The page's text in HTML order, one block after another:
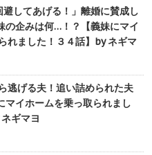
避してあげる！」離婚に賛成し
の企みは何…！？【義妹にマイ
れました！３４話】by ネギマ
逃げる夫！追い詰められた夫
マイホームを乗っ取られまし
ギマヨ